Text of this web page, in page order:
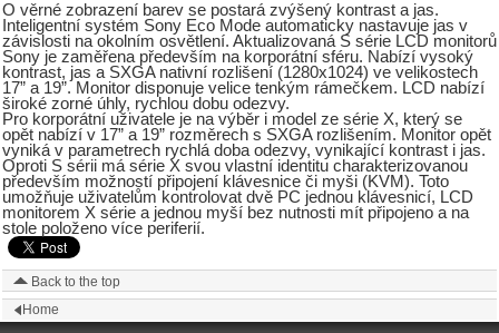
O věrné zobrazení barev se postará zvýšený kontrast a jas.
Inteligentní systém Sony Eco Mode automaticky nastavuje jas v
závislosti na okolním osvětlení. Aktualizovaná S série LCD monitorů
Sony je zaměřena především na korporátní sféru. Nabízí vysoký
kontrast, jas a SXGA nativní rozlišení (1280x1024) ve velikostech
17” a 19”. Monitor disponuje velice tenkým rámečkem. LCD nabízí
široké zorné úhly, rychlou dobu odezvy.
Pro korporátní uživatele je na výběr i model ze série X, který se
opět nabízí v 17” a 19” rozměrech s SXGA rozlišením. Monitor opět
vyniká v parametrech rychlá doba odezvy, vynikající kontrast i jas.
Oproti S sérii má série X svou vlastní identitu charakterizovanou
především možností připojení klávesnice či myši (KVM). Toto
umožňuje uživatelům kontrolovat dvě PC jednou klávesnicí, LCD
monitorem X série a jednou myší bez nutnosti mít připojeno a na
stole položeno více periferií.
Back to the top
Home